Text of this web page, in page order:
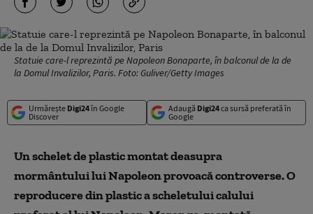
Statuie care-l reprezintă pe Napoleon Bonaparte, în balconul de la de
la Domul Invalizilor, Paris. Foto: Guliver/Getty Images
Urmărește Digi24în Google
Discover
Adaugă Digi24ca sursă preferată în
Google
Un schelet de plastic montat deasupra
mormântului lui Napoleon provoacă controverse. O
reproducere din plastic a scheletului calului